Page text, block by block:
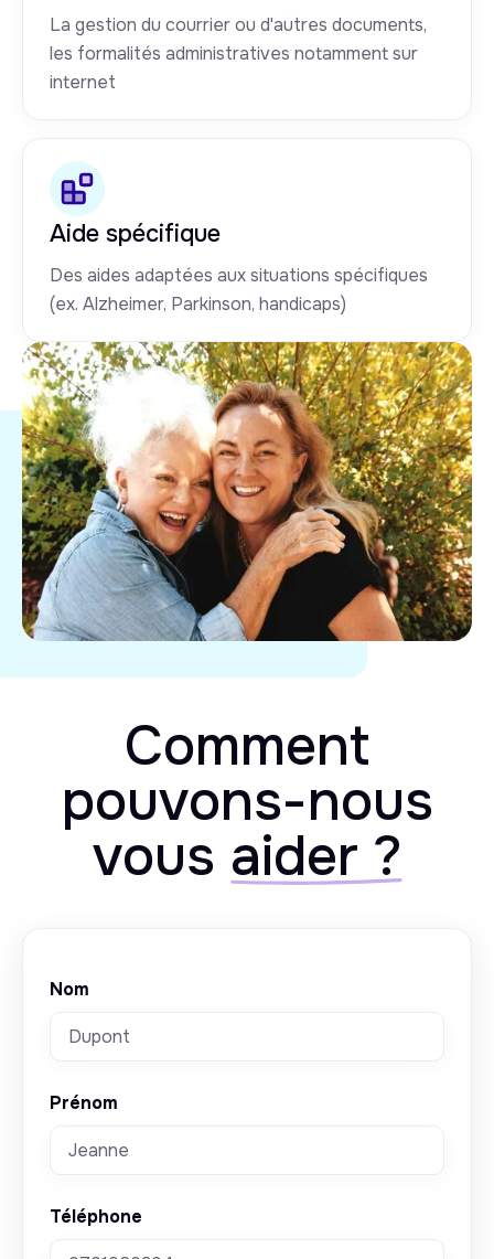
La gestion du courrier ou d'autres documents,
les formalités administratives notamment sur
internet
Aide spécifique
Des aides adaptées aux situations spécifiques
(ex. Alzheimer, Parkinson, handicaps)
Comment
pouvons-nous
vous aider ?
Nom
Prénom
Téléphone